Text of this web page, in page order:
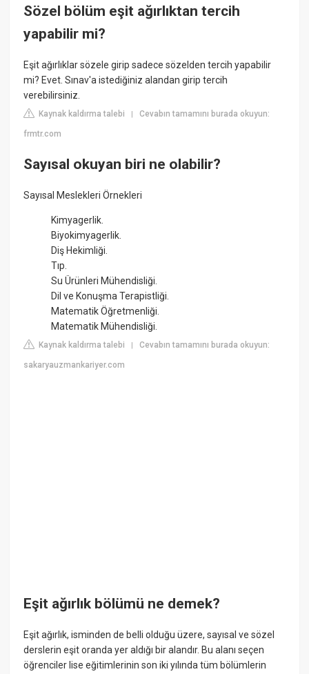
Sözel bölüm eşit ağırlıktan tercih
yapabilir mi?
Eşit ağırlıklar sözele girip sadece sözelden tercih yapabilir
mi? Evet. Sınav'a istediğiniz alandan girip tercih
verebilirsiniz.
Kaynak kaldırma talebi |Cevabın tamamını burada okuyun:
frmtr.com
Sayısal okuyan biri ne olabilir?
Sayısal Meslekleri Örnekleri
Kimyagerlik.
Biyokimyagerlik.
Diş Hekimliği.
Tıp.
Su Ürünleri Mühendisliği.
Dil ve Konuşma Terapistliği.
Matematik Öğretmenliği.
Matematik Mühendisliği.
Kaynak kaldırma talebi |Cevabın tamamını burada okuyun:
sakaryauzmankariyer.com
Eşit ağırlık bölümü ne demek?
Eşit ağırlık, isminden de belli olduğu üzere, sayısal ve sözel
derslerin eşit oranda yer aldığı bir alandır. Bu alanı seçen
öğrenciler lise eğitimlerinin son iki yılında tüm bölümlerin